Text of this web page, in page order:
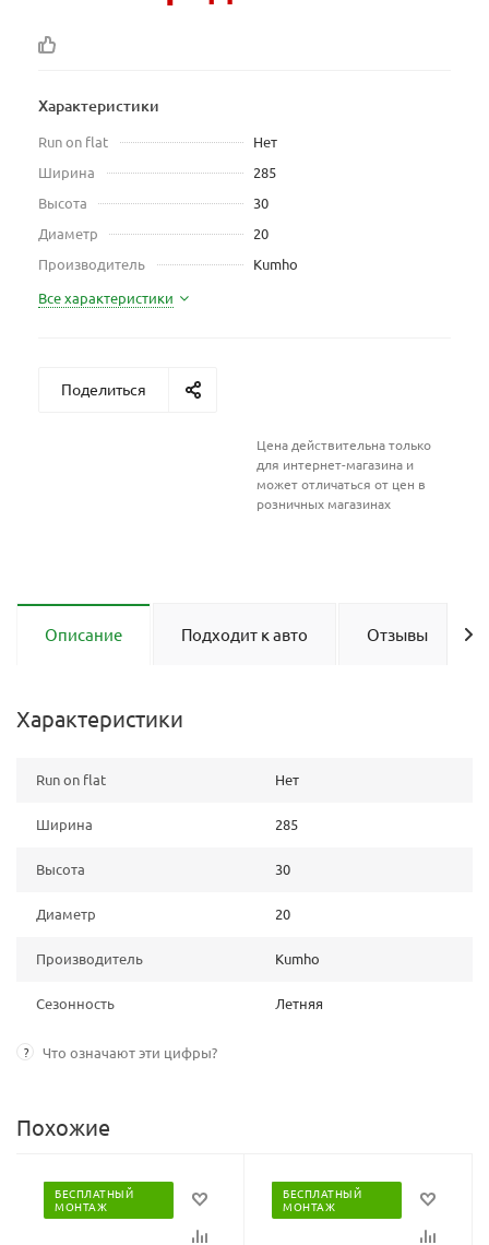
Характеристики
Run on flat
Нет
Ширина
285
Высота
30
Диаметр
20
Производитель
Kumho
Все характеристики
Поделиться
Цена действительна только
для интернет-магазина и
может отличаться от цен в
розничных магазинах
Описание Подходит к авто Отзывы
Характеристики
Run on flat Нет
Ширина 285
Высота 30
Диаметр 20
Производитель Kumho
Сезонность Летняя
? Что означают эти цифры?
Похожие
БЕСПЛАТНЫЙ
МОНТАЖ
БЕСПЛАТНЫЙ
МОНТАЖ